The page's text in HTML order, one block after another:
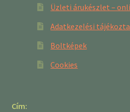
Üzleti árukészlet –
Adatkezelési
Boltképek
Cookies
Cím: